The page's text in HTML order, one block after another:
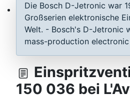
ECU D-Jetronic & KE-
Die Bosch D-Jetronic war
Großserien elektronische
Welt. - Bosch's D-Jetronic
mass-production
150 036 bei